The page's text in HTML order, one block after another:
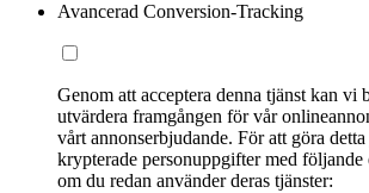
Avancerad Conversion-Tracking
Genom att acceptera denna tjänst kan vi
utvärdera framgången för vår
vårt annonserbjudande. För att göra
krypterade personuppgifter med följande
om du redan använder deras tjänster: